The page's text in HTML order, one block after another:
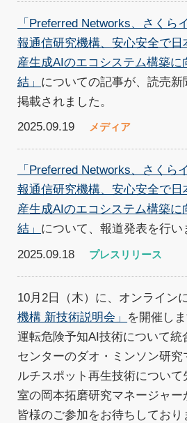
「Preferred Networks、さくら
報通信研究機構、安心安全で日
産生成AIのエコシステム構築
結」 についての記事が、読売新
掲載されました。
2025.09.19
メディア
「Preferred Networks、さくら
報通信研究機構、安心安全で日
産生成AIのエコシステム構築
結」 について、報道発表を行い
2025.09.18
プレスリリース
10月2日（木）に、オンライン
機構 新技術説明会」
を開催しま
運転危険予知AI技術について統
センターのダオ・ミンソン研
ルチスポット再生技術につい
室の岡本拓磨研究マネージャー
皆様のご参加をお待ちしており